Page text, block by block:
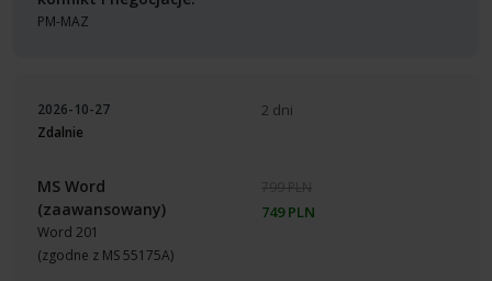
PM-MAZ
2026-10-27
Zdalnie
MS Word
(zaawansowany)
Word 201
(zgodne z MS 55175A)
2 dni
799 PLN
749 PLN